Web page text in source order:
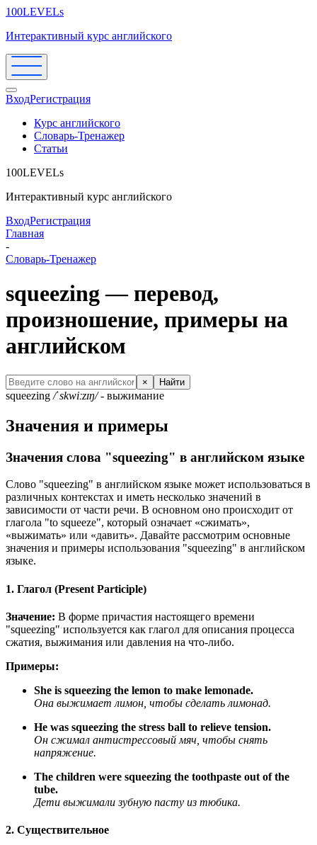
100LEVELs
Интерактивный курс английского
ВходРегистрация
Курс английского
Словарь-Тренажер
Статьи
100LEVELs
Интерактивный курс английского
ВходРегистрация
Главная
-
Словарь-Тренажер
squeezing — перевод,
произношение, примеры на
английском
× Найти
squeezing /ˈskwiːzɪŋ/- выжимание
Значения и примеры
Значения слова "squeezing" в английском языке
Слово "squeezing" в английском языке может использоваться в
различных контекстах и иметь несколько значений в
зависимости от части речи. В основном оно происходит от
глагола "to squeeze", который означает «сжимать»,
«выжимать» или «давить». Давайте рассмотрим основные
значения и примеры использования "squeezing" в английском
языке.
1. Глагол (Present Participle)
Значение: В форме причастия настоящего времени
"squeezing" используется как глагол для описания процесса
сжатия, выжимания или давления на что-либо.
Примеры:
She is squeezing the lemon to make lemonade.
Она выжимает лимон, чтобы сделать лимонад.
He was squeezing the stress ball to relieve tension.
Он сжимал антистрессовый мяч, чтобы снять
напряжение.
The children were squeezing the toothpaste out of the
tube.
Дети выжимали зубную пасту из тюбика.
2. Существительное